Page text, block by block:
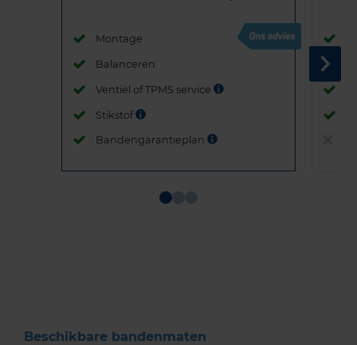
Montage
Balanceren
Ventiel of TPMS service
Stikstof
Bandengarantieplan
Beschikbare bandenmaten